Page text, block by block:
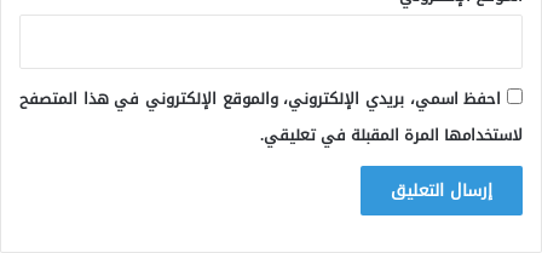
احفظ اسمي، بريدي الإلكتروني، والموقع الإلكتروني في هذا المتصفح
لاستخدامها المرة المقبلة في تعليقي.